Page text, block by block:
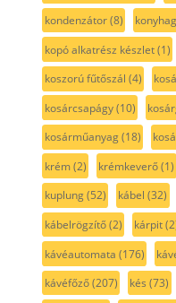
kondenzátor(8)
kopó alkatrész készlet(1)
koszorú fűtőszál (4)
kosárcsapágy(10)
kosárműanyag(18)
krém(2) krémkeverő(1)
kuplung(52) kábel (32)
kábelrögzítő(2) kárpit
kávéautomata (176)
kávéfőző(207) kés (73)